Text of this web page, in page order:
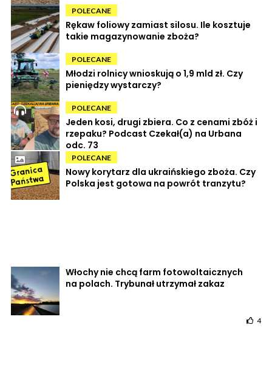
POLECANE
Rękaw foliowy zamiast silosu. Ile kosztuje
takie magazynowanie zboża?
POLECANE
Młodzi rolnicy wnioskują o 1,9 mld zł. Czy
pieniędzy wystarczy?
POLECANE
Jeden kosi, drugi zbiera. Co z cenami zbóż i
rzepaku? Podcast Czekał(a) na Urbana
odc. 73
POLECANE
Nowy korytarz dla ukraińskiego zboża. Czy
Polska jest gotowa na powrót tranzytu?
Włochy nie chcą farm fotowoltaicznych
na polach. Trybunał utrzymał zakaz
4